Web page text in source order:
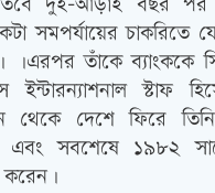
সমপর্যায়ের চাকরিতে
।এরপর তাঁকে ব্যাংককে
স্টাফ
থেকে দেশে ফিরে
এবং সবশেষে ১৯৮২
করেন।